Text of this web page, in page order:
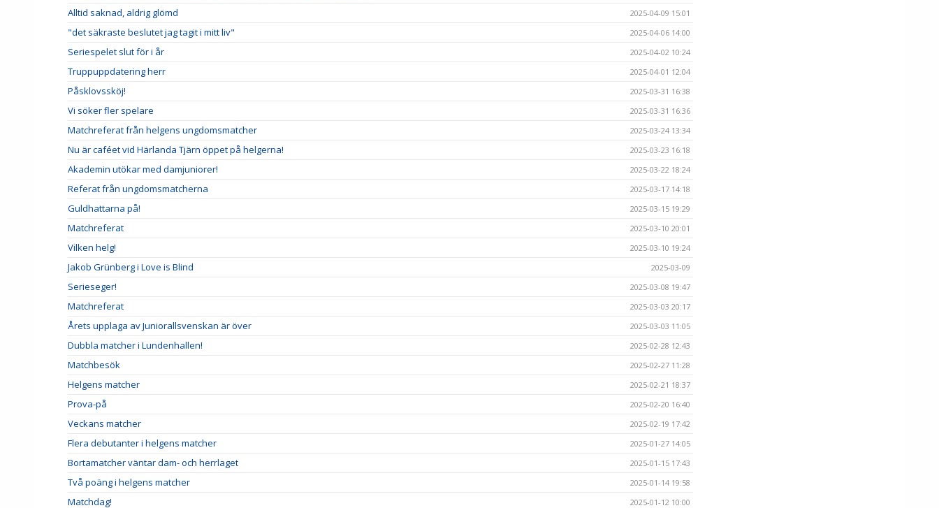
Alltid saknad, aldrig glömd 2025-04-09 15:01
"det säkraste beslutet jag tagit i mitt liv" 2025-04-06 14:00
Seriespelet slut för i år 2025-04-02 10:24
Truppuppdatering herr 2025-04-01 12:04
Påsklovssköj! 2025-03-31 16:38
Vi söker fler spelare 2025-03-31 16:36
Matchreferat från helgens ungdomsmatcher 2025-03-24 13:34
Nu är caféet vid Härlanda Tjärn öppet på helgerna! 2025-03-23 16:18
Akademin utökar med damjuniorer! 2025-03-22 18:24
Referat från ungdomsmatcherna 2025-03-17 14:18
Guldhattarna på! 2025-03-15 19:29
Matchreferat 2025-03-10 20:01
Vilken helg! 2025-03-10 19:24
Jakob Grünberg i Love is Blind 2025-03-09
Serieseger! 2025-03-08 19:47
Matchreferat 2025-03-03 20:17
Årets upplaga av Juniorallsvenskan är över 2025-03-03 11:05
Dubbla matcher i Lundenhallen! 2025-02-28 12:43
Matchbesök 2025-02-27 11:28
Helgens matcher 2025-02-21 18:37
Prova-på 2025-02-20 16:40
Veckans matcher 2025-02-19 17:42
Flera debutanter i helgens matcher 2025-01-27 14:05
Bortamatcher väntar dam- och herrlaget 2025-01-15 17:43
Två poäng i helgens matcher 2025-01-14 19:58
Matchdag! 2025-01-12 10:00